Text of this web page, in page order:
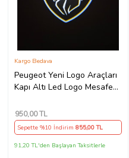
Peugeot Yeni Logo Araçları
Kapı Altı Led Logo Mesafe
Kargo Bedava
950,00 TL
Sepette %10 İndirim 855,00 TL
91,20 TL'den Başlayan Taksitlerle